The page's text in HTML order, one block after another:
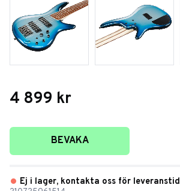
4 899 kr
Lägg till i favoriter
BEVAKA
Ej i lager, kontakta oss för leveranstid